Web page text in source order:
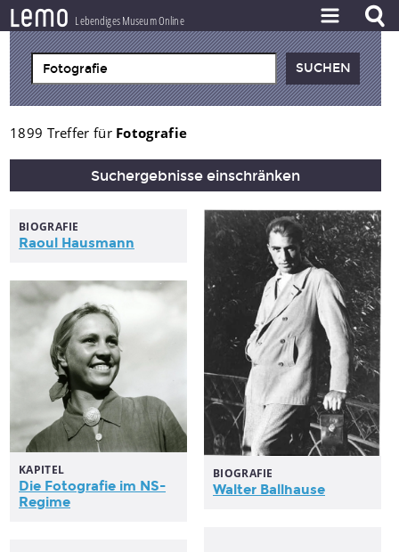
lemo Lebendiges Museum Online
ZEITSTRAHL
THEMEN
ZEITZEUGEN
BESTAND
PROJEKT
1899 Treffer für Fotografie
Suchergebnisse einschränken
BIOGRAFIE
Raoul Hausmann
BIOGRAFIE
Walter Ballhause
KAPITEL
Die Fotografie im NS-
Regime